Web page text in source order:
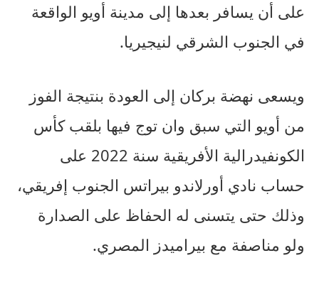
على أن يسافر بعدها إلى مدينة أويو الواقعة
في الجنوب الشرقي لنيجيريا.
ويسعى نهضة بركان إلى العودة بنتيجة الفوز
من أويو التي سبق وان توج فيها بلقب كأس
الكونفيدرالية الأفريقية سنة 2022 على
حساب نادي أورلاندو بيراتس الجنوب إفريقي،
وذلك حتى يتسنى له الحفاظ على الصدارة
ولو مناصفة مع بيراميدز المصري.